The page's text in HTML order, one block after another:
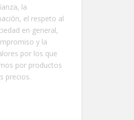
la
el respeto al
en general,
y la
por los que
por productos
precios.